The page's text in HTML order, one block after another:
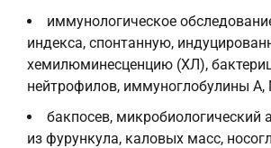
иммунологическое
индекса, спонтанную,
хемилюминесценцию (ХЛ),
нейтрофилов, иммуноглобулины A,
бакпосев, микробиологический
из фурункула, каловых масс,